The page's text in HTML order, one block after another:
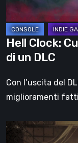
di
un
DLC
Hell Clock:
di un DLC
Con l’uscita del
miglioramenti
Impermanence: